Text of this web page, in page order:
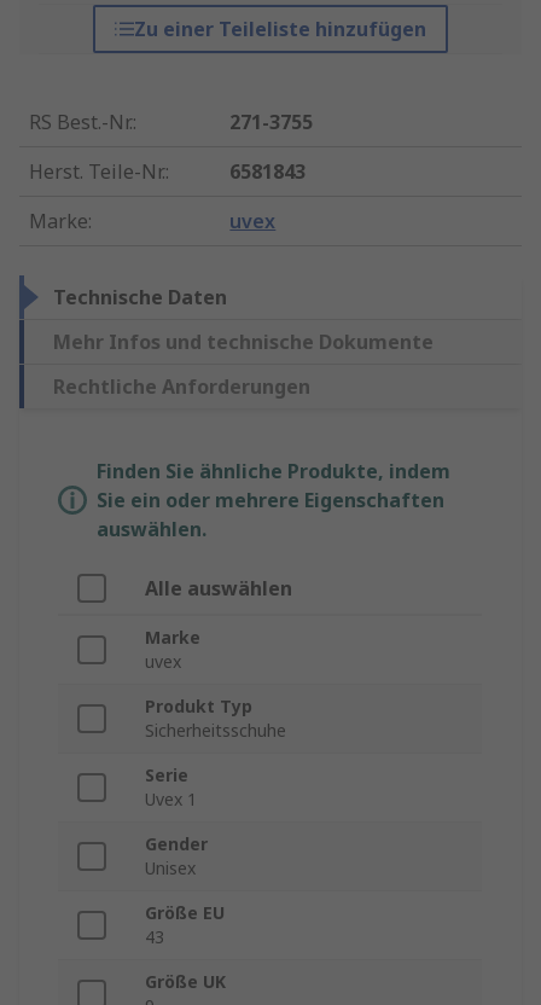
Zu einer Teileliste hinzufügen
RS Best.-Nr.:
271-3755
Herst. Teile-Nr.:
6581843
Marke: uvex
Technische Daten
Mehr Infos und technische Dokumente
Rechtliche Anforderungen
Finden Sie ähnliche Produkte, indem
Sie ein oder mehrere Eigenschaften
auswählen.
Alle auswählen
Marke
uvex
Produkt Typ
Sicherheitsschuhe
Serie
Uvex 1
Gender
Unisex
Größe EU
43
Größe UK